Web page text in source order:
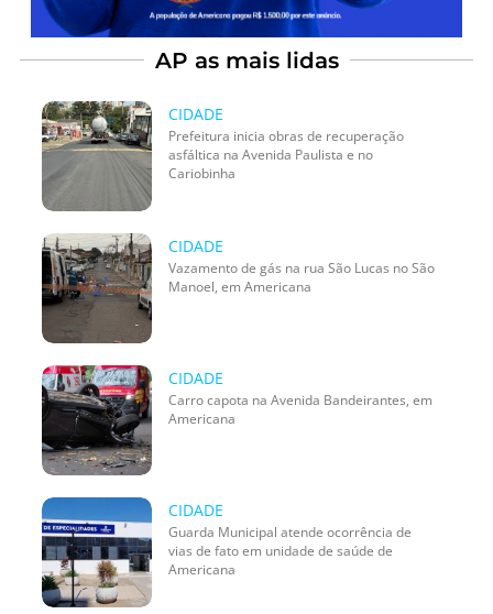
AP as mais lidas
CIDADE
Prefeitura inicia obras de recuperação
asfáltica na Avenida Paulista e no
Cariobinha
CIDADE
Vazamento de gás na rua São Lucas no São
Manoel, em Americana
CIDADE
Carro capota na Avenida Bandeirantes, em
Americana
CIDADE
Guarda Municipal atende ocorrência de
vias de fato em unidade de saúde de
Americana